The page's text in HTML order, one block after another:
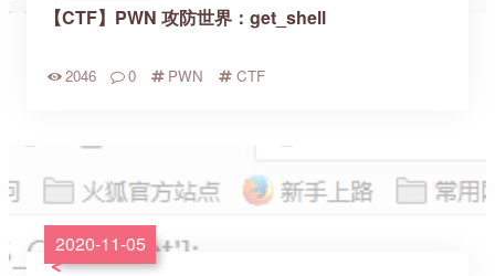
【CTF】PWN 攻防世界：get_shell
2046 0 PWN CTF
2020-11-05